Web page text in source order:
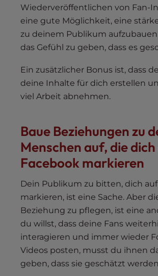
Wiederveröffentlichen von Fan-
eine gute Möglichkeit, eine
zu deinem Publikum
das Gefühl zu geben, dass es
Ein zusätzlicher Bonus ist, dass
deine Inhalte für dich erstellen
viel Arbeit abnehmen.
Baue Beziehungen zu
Menschen auf, die
Facebook markieren
Dein Publikum zu bitten, dich auf
markieren, ist eine Sache. Aber
Beziehung zu pflegen, ist eine
du willst, dass deine Fans
interagieren und immer wieder
Videos posten, musst du ihnen
geben, dass sie geschätzt